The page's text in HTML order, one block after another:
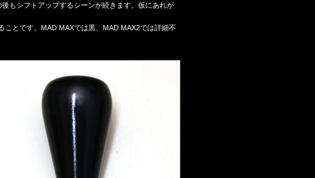
もシフトアップするシーンが続きます。仮にあれが
ことです。MAD MAXでは黒、MAD MAX2では詳細不